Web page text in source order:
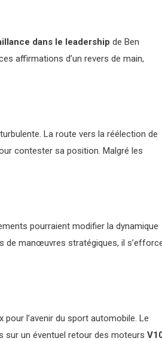
dans le leadership de Ben
affirmations d’un revers de main,
La route vers la réélection de
contester sa position. Malgré les
pourraient modifier la dynamique
de manœuvres stratégiques, il
l’avenir du sport automobile. Le
sur un éventuel retour des moteurs